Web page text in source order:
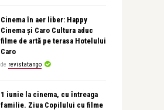
Cinema în aer liber: Happy
Cinema și Caro Cultura aduc
filme de artă pe terasa Hotelului
Caro
de revistatango
1 iunie la cinema, cu întreaga
familie. Ziua Copilului cu filme